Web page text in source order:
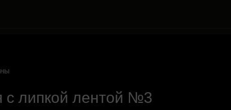
с липкой лентой №3